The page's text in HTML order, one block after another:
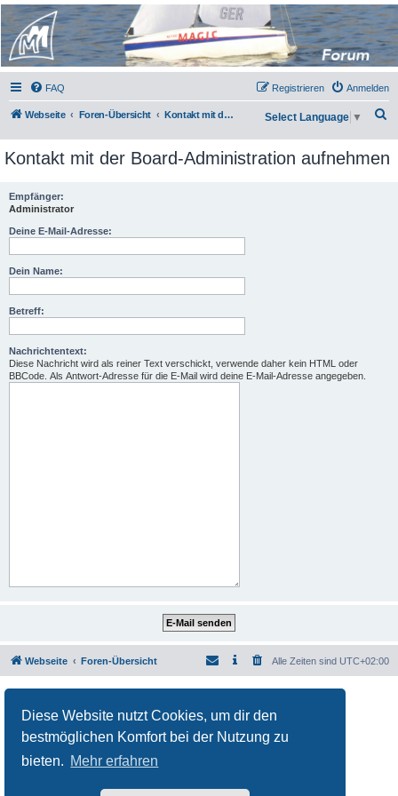
Diese Website nutzt Cookies, um dir den
bestmöglichen Komfort bei der Nutzung zu
bieten. Mehr erfahren
Micro Magic Forum
Deutschland
FAQ Anmelden
Registrieren
Webseite Foren-Übersicht Kontakt mit der Board-Administration aufnehmen
c
Select Language ▼
Kontakt mit der Board-Administration aufnehmen
Empfänger:
Administrator
Deine E-Mail-Adresse:
Dein Name:
Betreff:
Nachrichtentext:
Diese Nachricht wird als reiner Text verschickt, verwende daher kein HTML oder
BBCode. Als Antwort-Adresse für die E-Mail wird deine E-Mail-Adresse angegeben.
Webseite Foren-Übersicht Alle Zeiten sind UTC+02:00
Deutsche Übersetzung durchphpBB.de
Nutzungsbedingungen